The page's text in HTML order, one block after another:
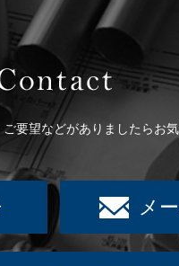
Contact
要望などがありましたらお
メ